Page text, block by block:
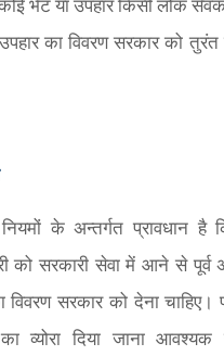
भेंट या उपहार किसी लोक सेवक
का विवरण सरकार को तुरंत
नियमों के अन्तर्गत प्रावधान है
को सरकारी सेवा में आने से
सरकार को देना चाहिए।
का व्योरा दिया जाना